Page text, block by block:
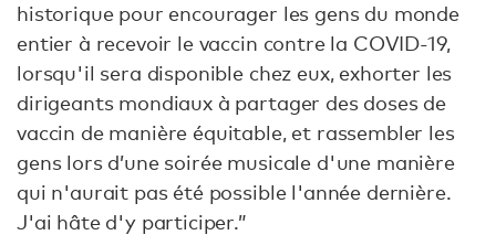
historique pour encourager les gens du monde
entier à recevoir le vaccin contre la COVID-19,
lorsqu'il sera disponible chez eux, exhorter les
dirigeants mondiaux à partager des doses de
vaccin de manière équitable, et rassembler les
gens lors d’une soirée musicale d'une manière
qui n'aurait pas été possible l'année dernière.
J'ai hâte d'y participer.”